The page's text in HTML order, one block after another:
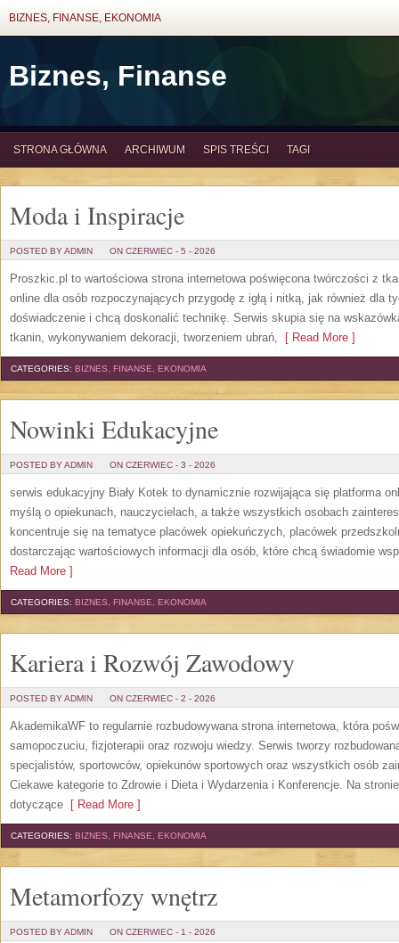
BIZNES, FINANSE, EKONOMIA
Biznes, Finanse
STRONA GŁÓWNA ARCHIWUM SPIS TREŚCI TAGI
Moda i Inspiracje
POSTED BY ADMIN ON CZERWIEC - 5 - 2026
Proszkic.pl to wartościowa strona internetowa poświęcona twórczości z
online dla osób rozpoczynających przygodę z igłą i nitką, jak również dla
doświadczenie i chcą doskonalić technikę. Serwis skupia się na
tkanin, wykonywaniem dekoracji, tworzeniem ubrań, [ Read More ]
CATEGORIES: BIZNES, FINANSE, EKONOMIA
Nowinki Edukacyjne
POSTED BY ADMIN ON CZERWIEC - 3 - 2026
serwis edukacyjny Biały Kotek to dynamicznie rozwijająca się platforma
myślą o opiekunach, nauczycielach, a także wszystkich osobach
koncentruje się na tematyce placówek opiekuńczych, placówek
dostarczając wartościowych informacji dla osób, które chcą świadomie
Read More ]
CATEGORIES: BIZNES, FINANSE, EKONOMIA
Kariera i Rozwój Zawodowy
POSTED BY ADMIN ON CZERWIEC - 2 - 2026
AkademikaWF to regularnie rozbudowywana strona internetowa, która
samopoczuciu, fizjoterapii oraz rozwoju wiedzy. Serwis tworzy
specjalistów, sportowców, opiekunów sportowych oraz wszystkich osób
Ciekawe kategorie to Zdrowie i Dieta i Wydarzenia i Konferencje. Na
dotyczące [ Read More ]
CATEGORIES: BIZNES, FINANSE, EKONOMIA
Metamorfozy wnętrz
POSTED BY ADMIN ON CZERWIEC - 1 - 2026